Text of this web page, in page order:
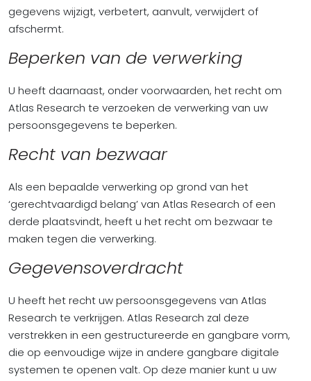
gegevens wijzigt, verbetert, aanvult, verwijdert of
afschermt.
Beperken van de verwerking
U heeft daarnaast, onder voorwaarden, het recht om
Atlas Research te verzoeken de verwerking van uw
persoonsgegevens te beperken.
Recht van bezwaar
Als een bepaalde verwerking op grond van het
‘gerechtvaardigd belang’ van Atlas Research of een
derde plaatsvindt, heeft u het recht om bezwaar te
maken tegen die verwerking.
Gegevensoverdracht
U heeft het recht uw persoonsgegevens van Atlas
Research te verkrijgen. Atlas Research zal deze
verstrekken in een gestructureerde en gangbare vorm,
die op eenvoudige wijze in andere gangbare digitale
systemen te openen valt. Op deze manier kunt u uw